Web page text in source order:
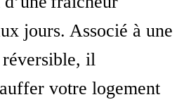
jours. Associé à une
il
votre logement